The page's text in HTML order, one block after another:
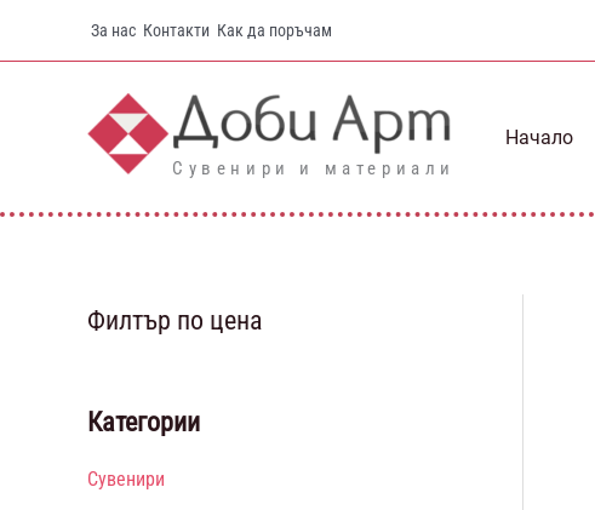
За нас Контакти Как да поръчам
Сувенири и материали
Начало
Филтър по цена
Категории
Сувенири